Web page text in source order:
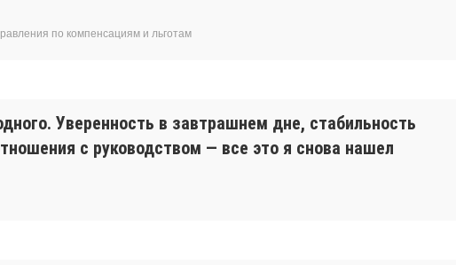
по компенсациям и льготам
Уверенность в завтрашнем дне, стабильность
с руководством — все это я снова нашел